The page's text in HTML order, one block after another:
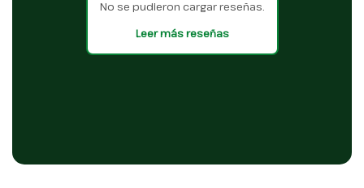
No se pudieron cargar reseñas.
Leer más reseñas